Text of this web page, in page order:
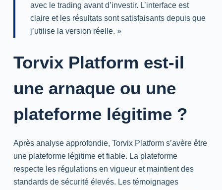
avec le trading avant d’investir. L’interface est
claire et les résultats sont satisfaisants depuis que
j’utilise la version réelle. »
Torvix Platform est-il
une arnaque ou une
plateforme légitime ?
Après analyse approfondie, Torvix Platform s’avère être
une plateforme légitime et fiable. La plateforme
respecte les régulations en vigueur et maintient des
standards de sécurité élevés. Les témoignages